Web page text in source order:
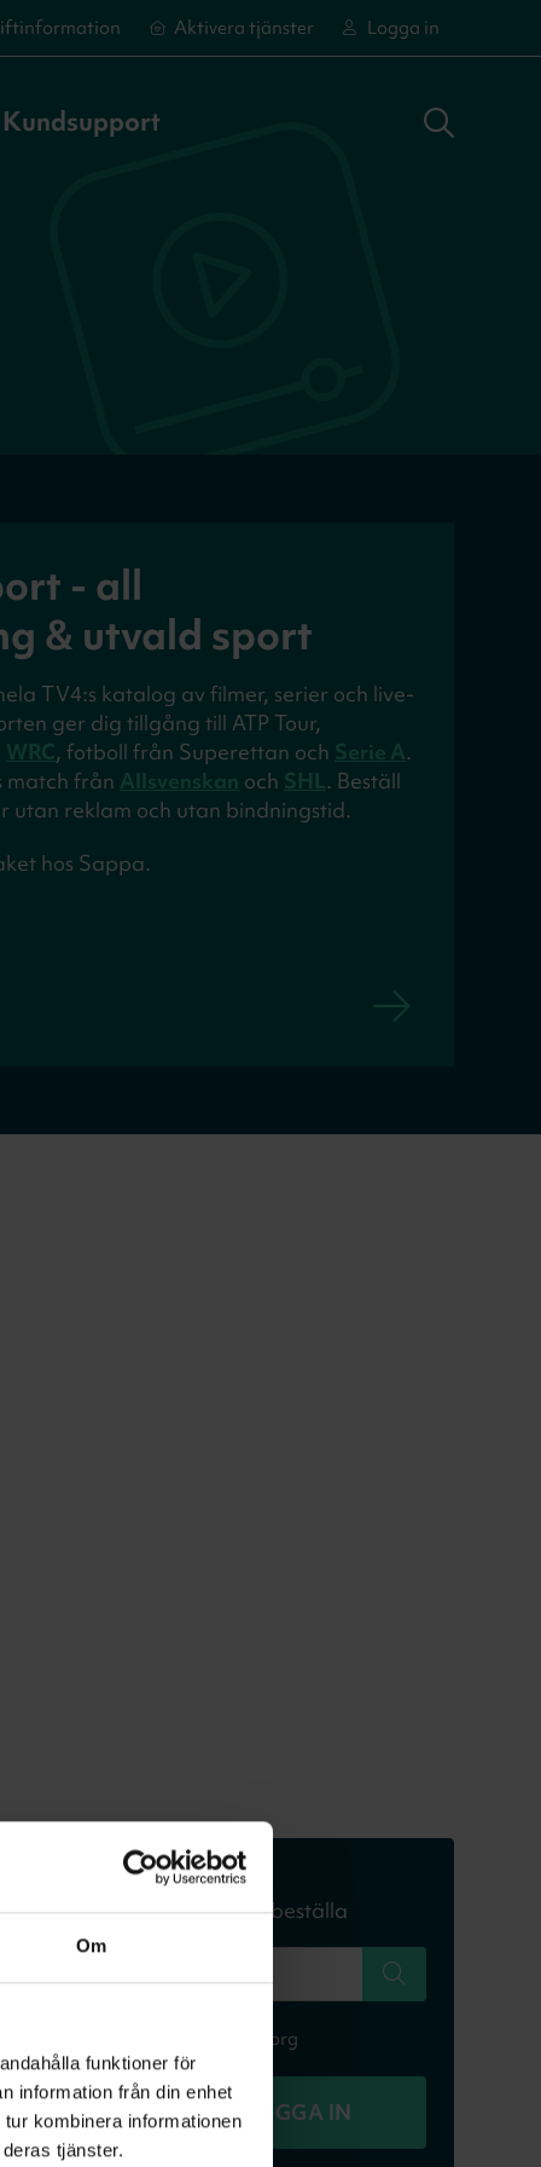
Om
funktioner för
information från din enhet
kombinera informationen
tjänster.
Aktivera tjänster Logga in
Aktivera tjänster
Kundsupport
- all
& utvald sport
TV4:s katalog av filmer, serier och live-
ger dig tillgång till ATP Tour,
WRC, fotboll från Superettan och Serie A.
match från Allsvenskan och SHL. Beställ
utan reklam och utan bindningstid.
hos Sappa.
Skriv in din adress
för att se om du kan beställa
T.ex Falkenbergsgatan 3, Göteborg
REDAN KUND? LOGGA IN